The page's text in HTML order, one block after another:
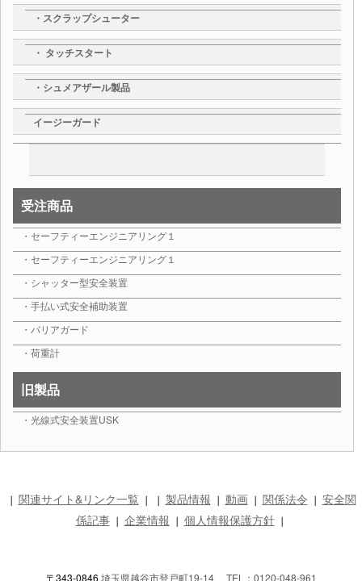
・スクラップシューター
・ タッチスタート
・シュメアザール製品
イージーガード
受注商品
・セーフティーエンジニアリング１
・セーフティーエンジニアリング１
・シャッター型安全装置
・手払い式安全補助装置
・バリアガード
・荷重計
旧製品
・光線式安全装置USK
｜ 関連サイト&リンク一覧 ｜ ｜ 製品情報 ｜ 動画 ｜ 関係法令 ｜ 安全関
係記事 ｜ 企業情報 ｜ 個人情報保護方針 ｜
〒343-0846 埼玉県越谷市登戸町19-14 TEL：0120-048-961